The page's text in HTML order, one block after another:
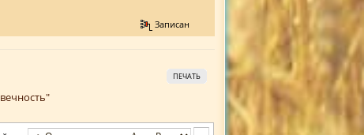
Записан
ПЕЧАТЬ